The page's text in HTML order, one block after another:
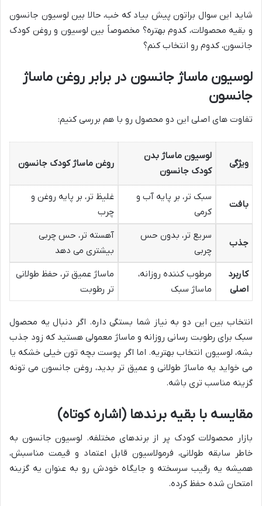
شاید این سوال براتون پیش بیاد که خب، حالا بین لوسیون جانسون
و بقیه محصولات، کدوم بهتره؟ مخصوصاً بین لوسیون و روغن کودک
جانسون، کدوم رو انتخاب کنم؟
لوسیون ماساژ جانسون در برابر روغن ماساژ
جانسون
تفاوت های اصلی این دو محصول رو با هم بررسی کنیم:
ویژگی
لوسیون ماساژ بدن
کودک جانسون
روغن ماساژ کودک جانسون
بافت
سبک تر، بر پایه آب و
کرمی
غلیظ تر، بر پایه روغن و
چرب
جذب
سریع تر، بدون حس
چربی
آهسته تر، حس چربی
بیشتری می دهد
کاربرد
اصلی
مرطوب کننده روزانه،
ماساژ سبک
ماساژ عمیق تر، حفظ طولانی
تر رطوبت
انتخاب بین این دو به نیاز شما بستگی داره. اگر دنبال یه محصول
سبک برای رطوبت رسانی روزانه و ماساژ معمولی هستید که زود جذب
بشه، لوسیون انتخاب بهتریه. اما اگر پوست بچه تون خیلی خشکه یا
می خواید یه ماساژ طولانی و عمیق تر بدید، روغن جانسون می تونه
گزینه مناسب تری باشه.
مقایسه با بقیه برندها (اشاره کوتاه)
بازار محصولات کودک پر از برندهای مختلفه. لوسیون جانسون به
خاطر سابقه طولانی، فرمولاسیون قابل اعتماد و قیمت مناسبش،
همیشه یه رقیب سرسخته و جایگاه خودش رو به عنوان یه گزینه
امتحان شده حفظ کرده.